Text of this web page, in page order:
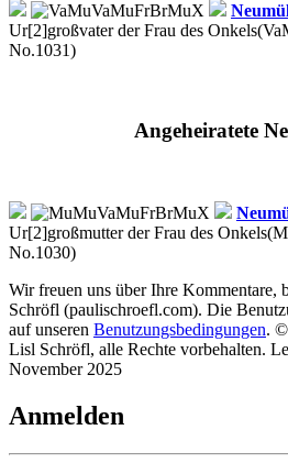
Ur[2]großvater der Frau des Onkels
No.1031)
Angeheiratete
Ur[2]großmutter der Frau des Onkels
No.1030)
Wir freuen uns über Ihre Kommentare,
Schröfl (paulischroefl.com). Die
auf unseren Benutzungsbedingungen.
Lisl Schröfl, alle Rechte vorbehalten.
November 2025
Anmelden